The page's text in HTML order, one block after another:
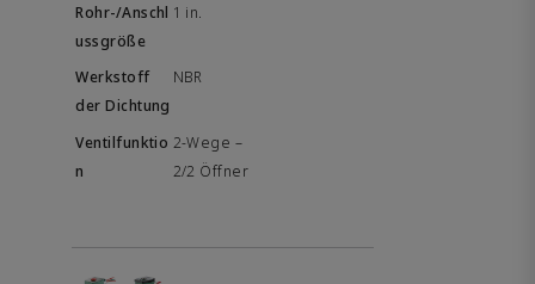
1 in.
NBR
2-Wege –
2/2 Öffner